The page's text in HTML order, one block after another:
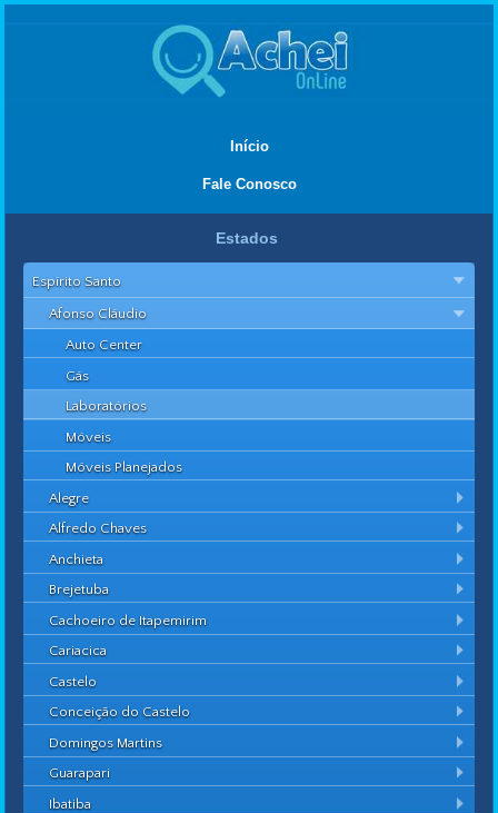
Início
Fale Conosco
Estados
Espírito Santo
Afonso Cláudio
Auto Center
Gás
Laboratórios
Móveis
Móveis Planejados
Alegre
Alfredo Chaves
Anchieta
Brejetuba
Cachoeiro de Itapemirim
Cariacica
Castelo
Conceição do Castelo
Domingos Martins
Guarapari
Ibatiba